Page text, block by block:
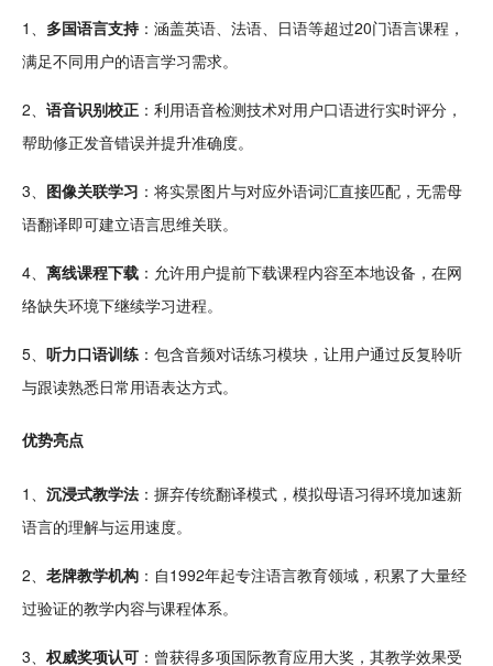
1、 多国语言支持：涵盖英语、法语、 日语等超过20门语言课程，
满足不同用户的语言学习需求。
2、 语音识别校正 ：利用语音检测技术对用户口语进行实时评分，
帮助修正发音错误并提升准确度。
3、 图像关联学习 ：将实景图片与对应外语词汇直接匹配，无需母
语翻译即可建立语言思维关联。
4、 离线课程下载 ：允许用户提前下载课程内容至本地设备，在网
络缺失环境下继续学习进程。
5、 听力口语训练 ：包含音频对话练习模块 ，让用户通过反复聆听
与跟读熟悉日常用语表达方式。
优势亮点
1、 沉浸式教学法 ：摒弃传统翻译模式， 模拟母语习得环境加速新
语言的理解与运用速度。
2、 老牌教学机构 ：自1992年起专注语言教育领域，积累了大量经
过验证的教学内容与课程体系。
3、 权威奖项认可 ：曾获得多项国际教育应用大奖，其教学效果受